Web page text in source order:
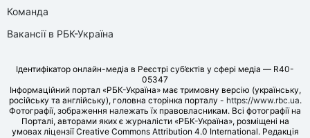
Команда
Вакансії в РБК-Україна
Ідентифікатор онлайн-медіа в Реєстрі суб’єктів у сфері медіа — R40-
05347
Інформаційний портал «РБК-Україна» має тримовну версію (українську,
російську та англійську), головна сторінка порталу - https://www.rbc.ua.
Фотографії, зображення належать їх правовласникам. Всі фотографії на
Порталі, авторами яких є журналісти «РБК-Україна», розміщені на
умовах ліцензії Creative Commons Attribution 4.0 International. Редакція